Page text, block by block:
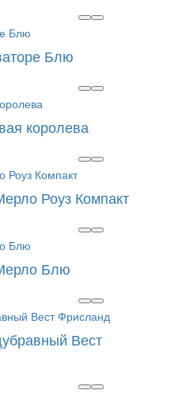
Блю
королева
Роуз Компакт
Блю
Вест